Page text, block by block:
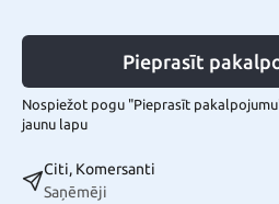
Pieprasīt
Nospiežot pogu "Pieprasīt
jaunu lapu
Citi, Komersanti
Saņēmēji